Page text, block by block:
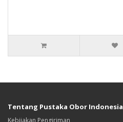
Tentang Pustaka Obor Indonesia
Kebijakan Pengiriman